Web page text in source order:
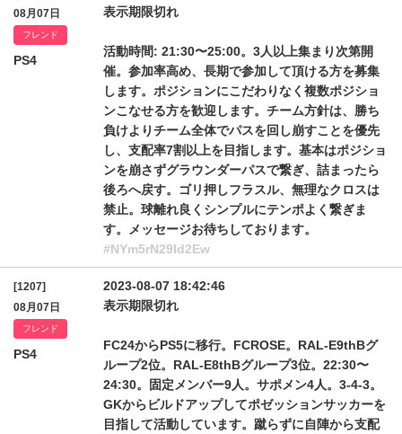
08月07日
フレンド
PS4
表示期限切れ
活動時間: 21:30〜25:00。3人以上集まり次第開
催。参加率高め、長期で参加して頂ける方を募集
します。ポジションにこだわりなく複数ポジショ
ンこなせる方を歓迎します。チーム方針は、勝ち
負けよりチーム全体でパスを回し崩すことを優先
し、支配率7割以上を目指します。基本はポジショ
ンを崩さずグラウンダーパスで繋ぎ、詰まったら
後ろへ戻す。ゴリ押しフラスル、無理なクロスは
禁止。球離れ良くシンプルにテンポよく繋ぎま
す。メッセージお待ちしております。
#NYm5rN29Id2Ew
[1207]
08月07日
フレンド
PS4
2023-08-07 18:42:46
表示期限切れ
FC24からPS5に移行。FCROSE。RAL-E9thBグ
ループ2位。RAL-E8thBグループ3位。22:30〜
24:30。固定メンバー9人。サポメン4人。3-4-3。
GKからビルドアップしてポゼッションサッカーを
目指して活動しています。蹴らずに自陣から支配